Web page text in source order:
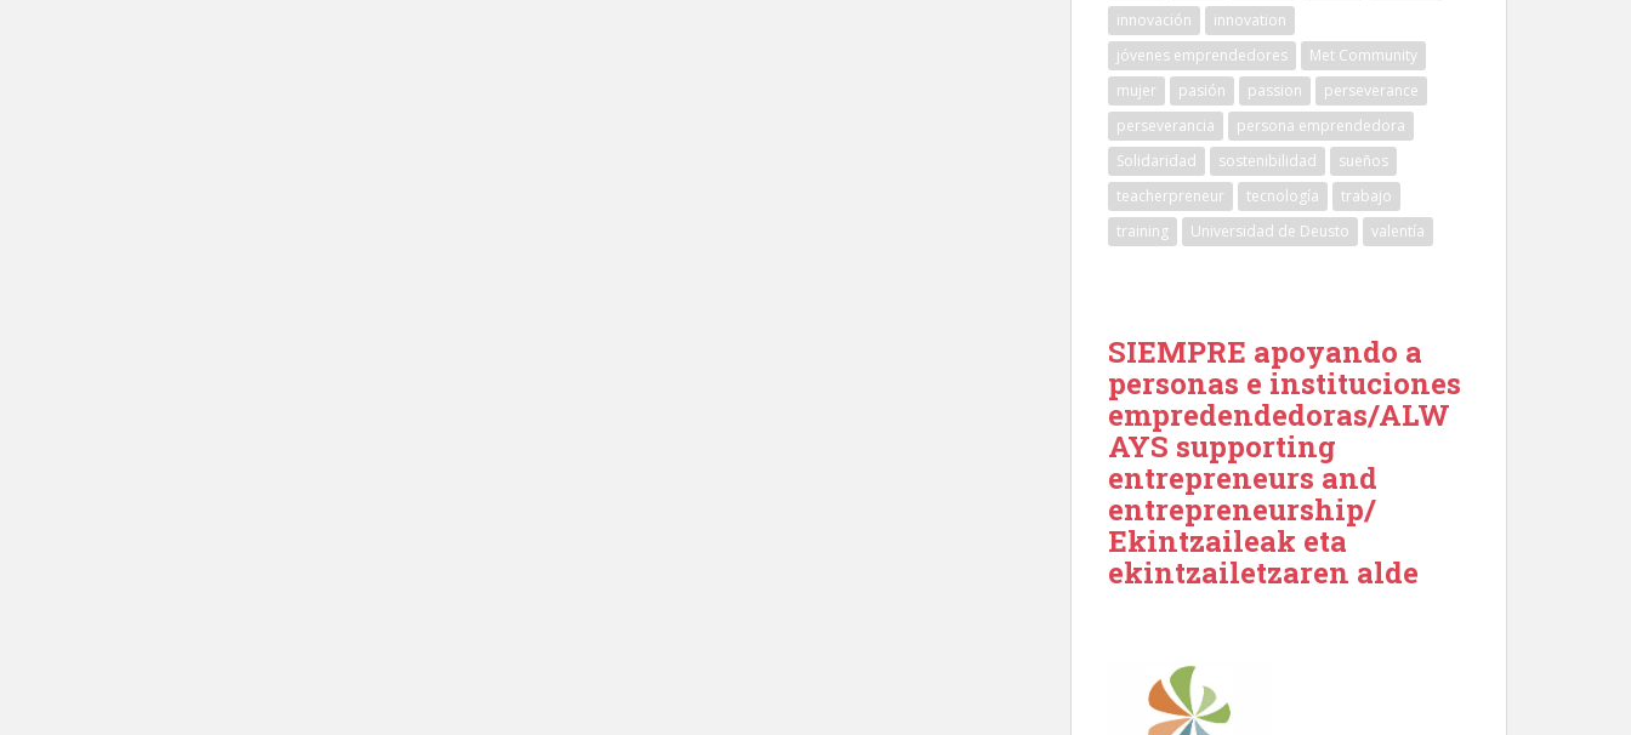
innovación
innovation
jóvenes emprendedores
Met Community
mujer
pasión passion
perseverance
perseverancia
persona emprendedora
Solidaridad
sostenibilidad
sueños
teacherpreneur
tecnología
trabajo
training
Universidad de Deusto valentía
SIEMPRE apoyando a
personas e instituciones
empredendedoras/ALW
AYS supporting
entrepreneurs and
entrepreneurship/
Ekintzaileak eta
ekintzailetzaren alde